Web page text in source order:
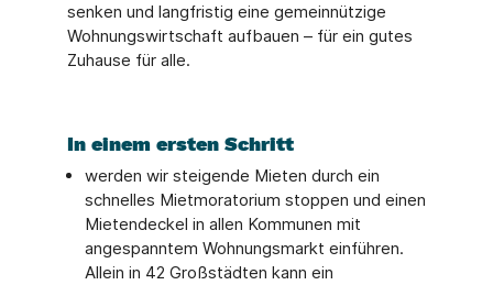
senken und langfristig eine gemeinnützige
Wohnungswirtschaft aufbauen – für ein gutes
Zuhause für alle.
In einem ersten Schritt
werden wir steigende Mieten durch ein
schnelles Mietmoratorium stoppen und einen
Mietendeckel in allen Kommunen mit
angespanntem Wohnungsmarkt einführen.
Allein in 42 Großstädten kann ein